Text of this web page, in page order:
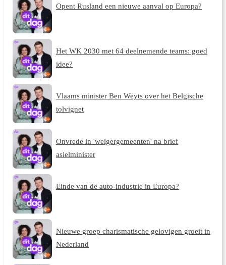
Opent Rusland een nieuwe aanval op Europa?
Het WK 2030 met 64 deelnemende teams: goed
idee?
Vlaams minister Ben Weyts over het Belgische
tolvignet
Onvrede in 'weigergemeenten' na brief
asielminister
Einde van de auto-industrie in Europa?
Nieuwe groep charismatische gelovigen groeit in
Nederland